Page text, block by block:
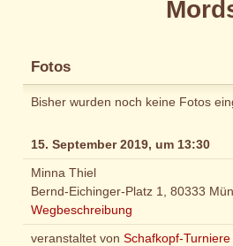
Fotos
Bisher wurden noch keine Fotos
15. September 2019, um 13:30
Minna Thiel
Bernd-Eichinger-Platz 1, 80333
Wegbeschreibung
veranstaltet von Schafkopf-Turniere